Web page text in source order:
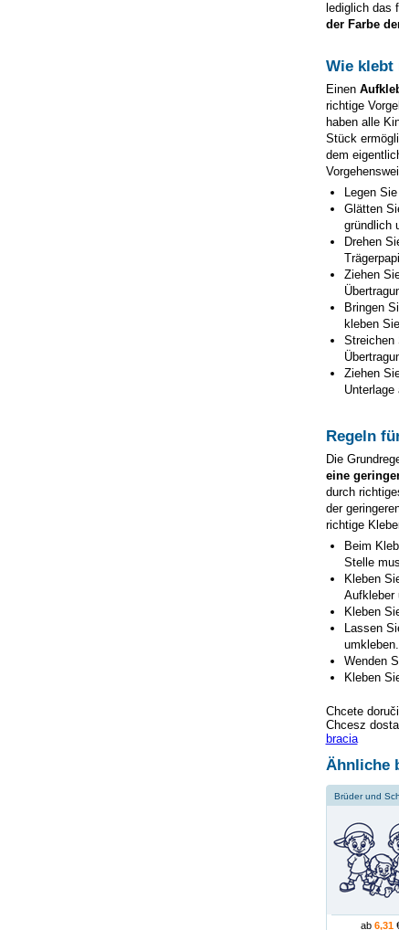
lediglich das
der Farbe
Wie klebt
Einen
richtige
haben alle
Stück
dem
Legen
Glätten
gründlich
Drehen
Ziehen
Bringen
kleben
Streichen
Ziehen
Unterlage
Regeln
Die
eine
durch
der
richtige
Beim
Stelle
Kleben
Aufkleber
Kleben
Lassen
umkleben.
Wenden
Kleben
Chcete
Chcesz
bracia
Ähnliche
Brüder und
ab 6,31